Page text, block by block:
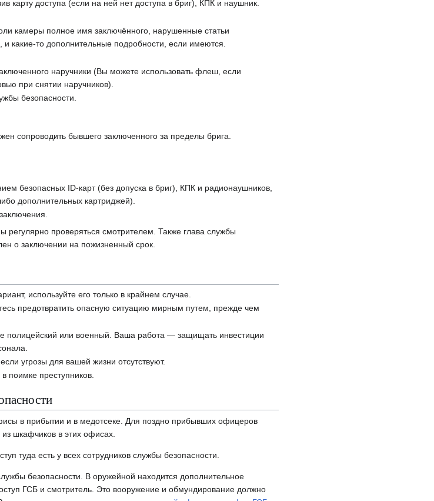
карту доступа (если на ней нет доступа в бриг), КПК и наушник.
камеры полное имя заключённого, нарушенные статьи
и какие-то дополнительные подробности, если имеются.
наручники (Вы можете использовать флеш, если
при снятии наручников).
безопасности.
сопроводить бывшего заключенного за пределы брига.
безопасных ID-карт (без допуска в бриг), КПК и радионаушников,
дополнительных картриджей).
проверяться смотрителем. Также глава службы
о заключении на пожизненный срок.
используйте его только в крайнем случае.
предотвратить опасную ситуацию мирным путем, прежде чем
полицейский или военный. Ваша работа — защищать инвестиции
угрозы для вашей жизни отсутствуют.
поимке преступников.
в прибытии и в медотсеке. Для поздно прибывших офицеров
шкафчиков в этих офисах.
туда есть у всех сотрудников службы безопасности.
безопасности. В оружейной находится дополнительное
ГСБ и смотритель. Это вооружение и обмундирование должно